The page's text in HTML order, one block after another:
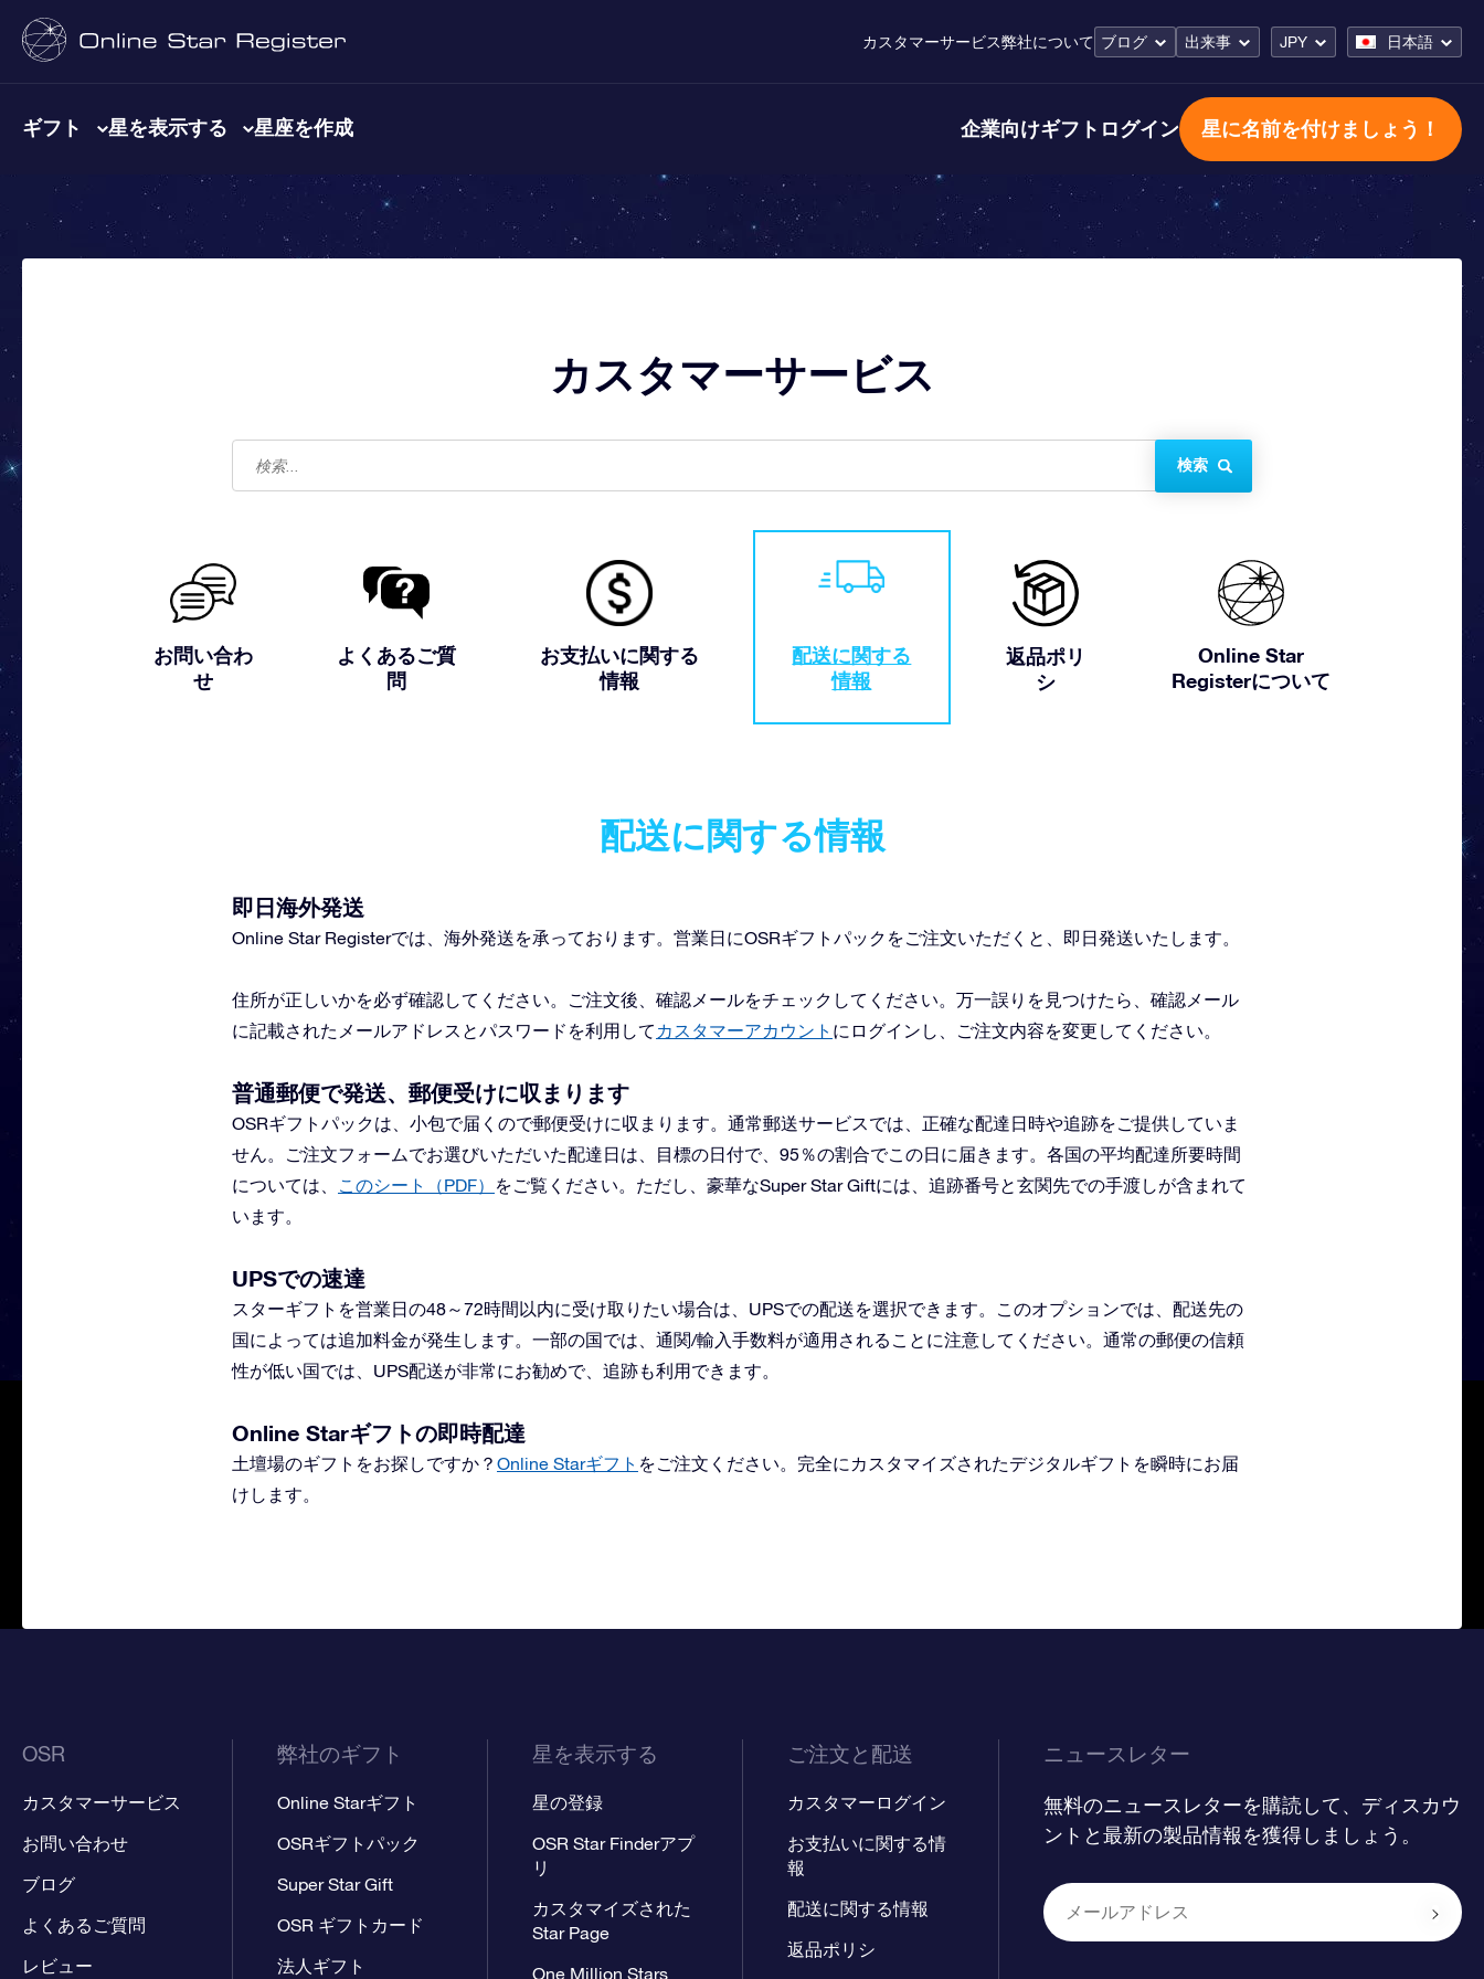
カスタマーサービス弊社について ブログ 出来事 JPY 日本語
ギフト 星を表示する 星座を作成 企業向けギフト ログイン 星に名前を付けましょう！
カスタマーサービス
検索
お問い合わ
せ
よくあるご質
問
お支払いに関する
情報
配送に関する
情報
返品ポリ
シ
Online Star
Registerについて
配送に関する情報
即日海外発送
Online Star Registerでは、海外発送を承っております。営業日にOSRギフトパックをご注文いただくと、即日発送いたします。
住所が正しいかを必ず確認してください。ご注文後、確認メールをチェックしてください。万一誤りを見つけたら、確認メール
に記載されたメールアドレスとパスワードを利用して カスタマーアカウント にログインし、ご注文内容を変更してください。
普通郵便で発送、郵便受けに収まります
OSRギフトパックは、小包で届くので郵便受けに収まります。通常郵送サービスでは、正確な配達日時や追跡をご提供していま
せん。ご注文フォームでお選びいただいた配達日は、目標の日付で、95％の割合でこの日に届きます。各国の平均配達所要時間
については、
このシート（PDF） をご覧ください。 ただし、豪華なSuper Star Giftには、追跡番号と玄関先での手渡しが含まれて
います。
UPSでの速達
スターギフトを営業日の48～72時間以内に受け取りたい場合は、UPSでの配送を選択できます。このオプションでは、配送先の
国によっては追加料金が発生します。一部の国では、通関/輸入手数料が適用されることに注意してください。通常の郵便の信頼
性が低い国では、UPS配送が非常にお勧めで、追跡も利用できます。
Online Starギフトの即時配達
土壇場のギフトをお探しですか？ Online Starギフト をご注文ください。完全にカスタマイズされたデジタルギフトを瞬時にお届
けします。
OSR
カスタマーサービス
お問い合わせ
ブログ
よくあるご質問
レビュー
弊社のギフト
Online Starギフト
OSRギフトパック
Super Star Gift
OSR ギフトカード
法人ギフト
星を表示する
星の登録
OSR Star Finderアプ
リ
カスタマイズされた
Star Page
One Million Stars
ご注文と配送
カスタマーログイン
お支払いに関する情
報
配送に関する情報
返品ポリシ
ニュースレター
無料のニュースレターを購読して、ディスカウ
ントと最新の製品情報を獲得しましょう。